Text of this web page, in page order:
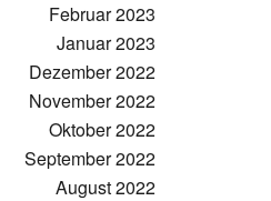
Februar 2023
Januar 2023
Dezember 2022
November 2022
Oktober 2022
September 2022
August 2022